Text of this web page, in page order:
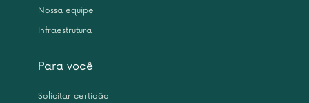
Nossa equipe
Infraestrutura
Para você
Solicitar certidão